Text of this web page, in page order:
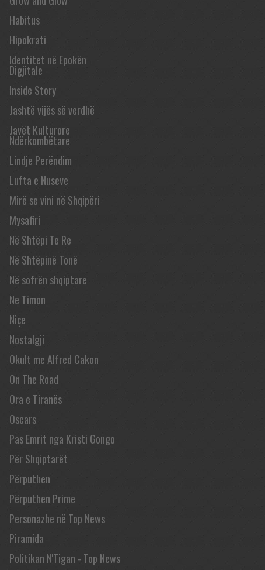
Habitus
Hipokrati
Identitet në Epokën
Digjitale
Inside Story
Jashtë vijës së verdhë
Javët Kulturore
Ndërkombëtare
Lindje Perëndim
Lufta e Nuseve
Mirë se vini në Shqipëri
Mysafiri
Në Shtëpi Te Re
Në Shtëpinë Tonë
Në sofrën shqiptare
Ne Timon
Niçe
Nostalgji
Okult me Alfred Cakon
On The Road
Ora e Tiranës
Oscars
Pas Emrit nga Kristi Gongo
Për Shqiptarët
Përputhen
Përputhen Prime
Personazhe në Top News
Piramida
Politikan N'Tigan - Top News